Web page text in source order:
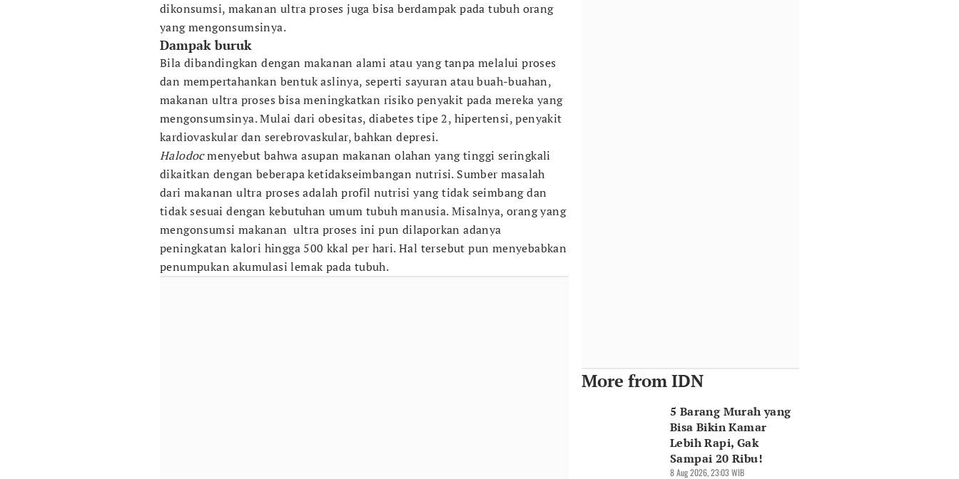
dikonsumsi, makanan ultra proses juga bisa berdampak pada tubuh orang
yang mengonsumsinya.
Dampak buruk
Bila dibandingkan dengan makanan alami atau yang tanpa melalui proses
dan mempertahankan bentuk aslinya, seperti sayuran atau buah-buahan,
makanan ultra proses bisa meningkatkan risiko penyakit pada mereka yang
mengonsumsinya. Mulai dari obesitas, diabetes tipe 2, hipertensi, penyakit
kardiovaskular dan serebrovaskular, bahkan depresi.
Halodocmenyebut bahwa asupan makanan olahan yang tinggi seringkali
dikaitkan dengan beberapa ketidakseimbangan nutrisi. Sumber masalah
dari makanan ultra proses adalah profil nutrisi yang tidak seimbang dan
tidak sesuai dengan kebutuhan umum tubuh manusia. Misalnya, orang yang
mengonsumsi makanan ultra proses ini pun dilaporkan adanya
peningkatan kalori hingga 500 kkal per hari. Hal tersebut pun menyebabkan
penumpukan akumulasi lemak pada tubuh.
More from IDN
5 Barang Murah yang
Bisa Bikin Kamar
Lebih Rapi, Gak
Sampai 20 Ribu!
8 Aug 2026, 23:03 WIB